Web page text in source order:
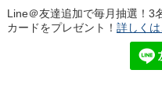
Line＠友達追加で毎月抽選！3
カードをプレゼント！ 詳しく